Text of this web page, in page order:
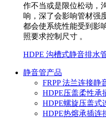
作不当或是限位松动，
响，深了会影响管材强
都会使系统性能受到影
照要求控制尺寸 。
HDPE 沟槽式静音排水
静音管产品
FRPP 法兰连接静
HDPE压盖柔性承
HDPE螺旋压盖式
HDPE热熔承插连